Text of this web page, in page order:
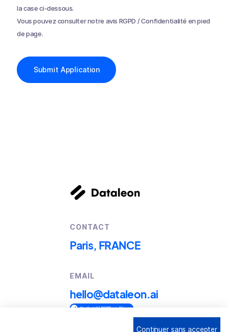
la case ci-dessous.
Vous pouvez consulter notre avis RGPD / Confidentialité en pied
de page.
CONTACT
Paris, FRANCE
EMAIL
hello@dataleon.ai
Continuer sans accepter